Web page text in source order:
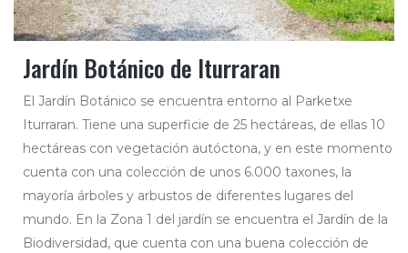
Jardín Botánico de Iturraran
El Jardín Botánico se encuentra entorno al Parketxe
Iturraran. Tiene una superficie de 25 hectáreas, de ellas 10
hectáreas con vegetación autóctona, y en este momento
cuenta con una colección de unos 6.000 taxones, la
mayoría árboles y arbustos de diferentes lugares del
mundo. En la Zona 1 del jardín se encuentra el Jardín de la
Biodiversidad, que cuenta con una buena colección de